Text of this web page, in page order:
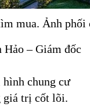
mua. Ảnh
– Giám đốc
hình chung cư
giá trị cốt lõi.